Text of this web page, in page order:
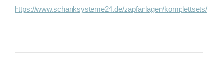
https://www.schanksysteme24.de/zapfanlagen/komplettsets/